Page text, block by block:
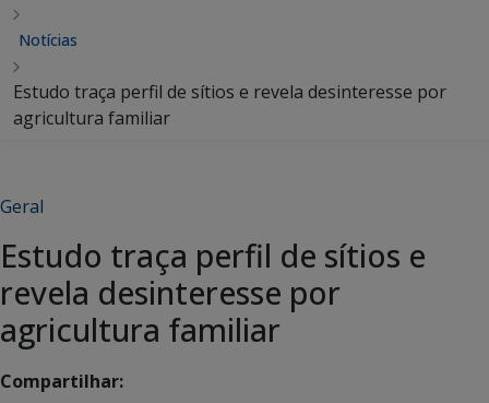
Notícias
Estudo traça perfil de sítios e revela desinteresse por
agricultura familiar
Geral
Estudo traça perfil de sítios e
revela desinteresse por
agricultura familiar
Compartilhar: